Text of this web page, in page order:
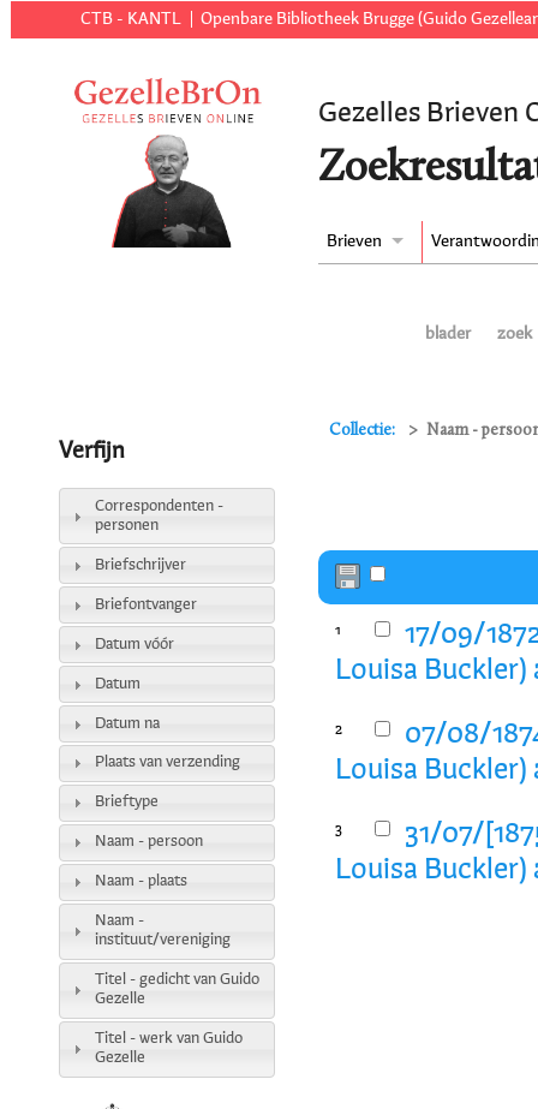
CTB - KANTL Openbare Bibliotheek Brugge (Guido
Gezelles Brieven
Brieven
blader zoek
Collectie: Naam -
1
17/09/
Louisa Buckler)
2
07/08/
Louisa Buckler)
3
31/07/
Louisa Buckler)
Verfijn
Correspondenten -
personen
Briefschrijver
Briefontvanger
Datum vóór
Datum
Datum na
Plaats van verzending
Brieftype
Naam - persoon
Naam - plaats
Naam -
instituut/vereniging
Titel - gedicht van Guido
Gezelle
Titel - werk van Guido
Gezelle